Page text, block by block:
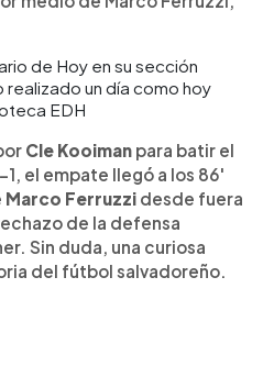
de Hoy en su sección
un día como hoy
EDH
Cle Kooiman para batir el
el empate llegó a los 86'
Marco Ferruzzi desde fuera
de la defensa
Sin duda, una curiosa
del fútbol salvadoreño.